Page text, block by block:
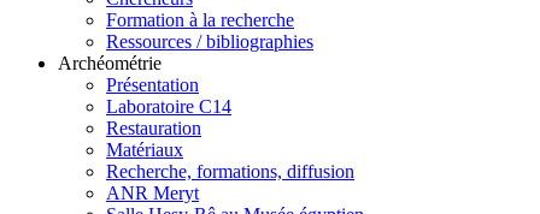
Formation à la recherche
Ressources / bibliographies
Archéométrie
Présentation
Laboratoire C14
Restauration
Matériaux
Recherche, formations, diffusion
ANR Meryt